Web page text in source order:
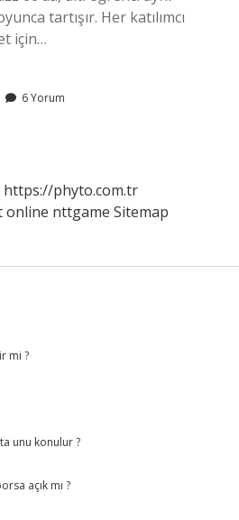
tartışır. Her katılımcı
için…
6 Yorum
https://phyto.com.tr
online nttgame Sitemap
mi ?
unu konulur ?
açık mı ?